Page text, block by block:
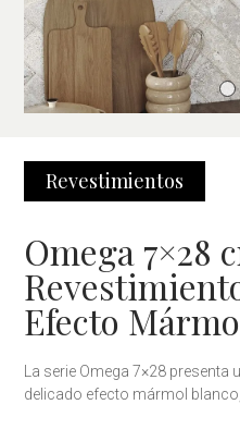
Revestimientos
Omega 7×28
Efecto
La serie Omega 7×28 presenta
delicado efecto mármol